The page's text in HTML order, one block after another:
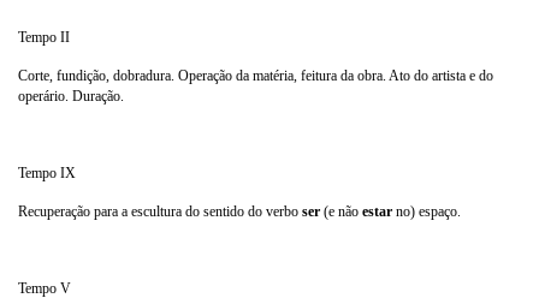
Tempo II
Corte, fundição, dobradura. Operação da matéria, feitura da obra. Ato do artista e do
operário. Duração.
Tempo IX
Recuperação para a escultura do sentido do verbo ser (e não estar no) espaço.
Tempo V